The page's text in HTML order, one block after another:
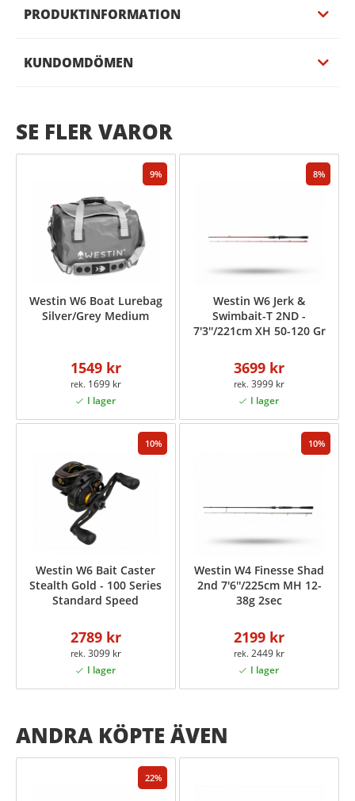
PRODUKTINFORMATION
KUNDOMDÖMEN
SE FLER VAROR
9
Westin W6 Boat Lurebag
Silver/Grey Medium
1549 kr
1699 kr
8
Westin W6 Jerk &
Swimbait-T 2ND -
7'3''/221cm XH 50-120 Gr
3699 kr
3999 kr
10
Westin W6 Bait Caster
Stealth Gold - 100 Series
Standard Speed
2789 kr
3099 kr
10
Westin W4 Finesse Shad
2nd 7'6''/225cm MH 12-
38g 2sec
2199 kr
2449 kr
ANDRA KÖPTE ÄVEN
22